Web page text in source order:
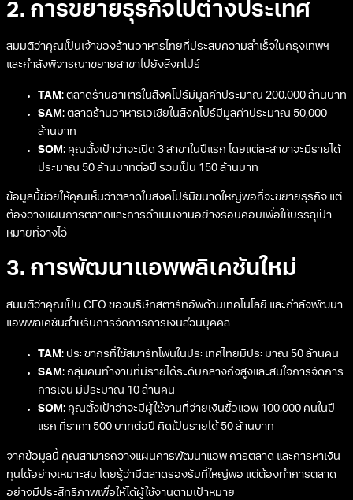
2. การขยายธุรกิจไปต่างประเทศ
สมมติว่าคุณเป็นเจ้าของร้านอาหารไทยที่ประสบความสำเร็จในกรุงเทพฯ
และกำลังพิจารณาขยายสาขาไปยังสิงคโปร์
TAM: ตลาดร้านอาหารในสิงคโปร์มีมูลค่าประมาณ 200,000 ล้านบาท
SAM: ตลาดร้านอาหารเอเชียในสิงคโปร์มีมูลค่าประมาณ 50,000
ล้านบาท
SOM: คุณตั้งเป้าว่าจะเปิด 3 สาขาในปีแรก โดยแต่ละสาขาจะมีรายได้
ประมาณ 50 ล้านบาทต่อปี รวมเป็น 150 ล้านบาท
ข้อมูลนี้ช่วยให้คุณเห็นว่าตลาดในสิงคโปร์มีขนาดใหญ่พอที่จะขยายธุรกิจ แต่
ต้องวางแผนการตลาดและการดำเนินงานอย่างรอบคอบเพื่อให้บรรลุเป้า
หมายที่วางไว้
3. การพัฒนาแอพพลิเคชันใหม่
สมมติว่าคุณเป็น CEO ของบริษัทสตาร์ทอัพด้านเทคโนโลยี และกำลังพัฒนา
แอพพลิเคชันสำหรับการจัดการการเงินส่วนบุคคล
TAM: ประชากรที่ใช้สมาร์ทโฟนในประเทศไทยมีประมาณ 50 ล้านคน
SAM: กลุ่มคนทำงานที่มีรายได้ระดับกลางถึงสูงและสนใจการจัดการ
การเงิน มีประมาณ 10 ล้านคน
SOM: คุณตั้งเป้าว่าจะมีผู้ใช้งานที่จ่ายเงินซื้อแอพ 100,000 คนในปี
แรก ที่ราคา 500 บาทต่อปี คิดเป็นรายได้ 50 ล้านบาท
จากข้อมูลนี้ คุณสามารถวางแผนการพัฒนาแอพ การตลาด และการหาเงิน
ทุนได้อย่างเหมาะสม โดยรู้ว่ามีตลาดรองรับที่ใหญ่พอ แต่ต้องทำการตลาด
อย่างมีประสิทธิภาพเพื่อให้ได้ผู้ใช้งานตามเป้าหมาย